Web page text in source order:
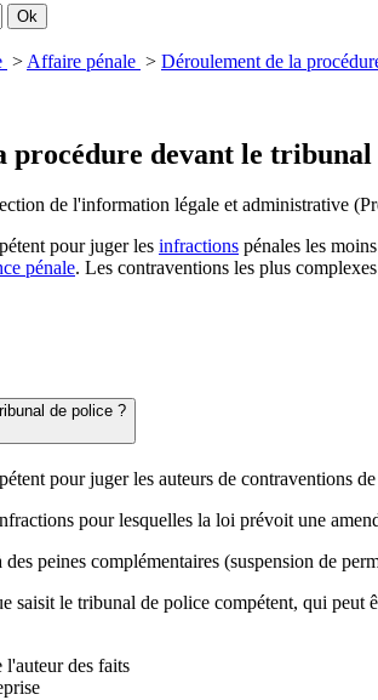
> Affaire pénale > Déroulement de la
procédure devant le tribunal
de l'information légale et administrative
pour juger les infractions pénales les
pénale. Les contraventions les plus
de police ?
pour juger les auteurs de contraventions
pour lesquelles la loi prévoit une
des peines complémentaires (suspension de
saisit le tribunal de police compétent, qui peut
l'auteur des faits